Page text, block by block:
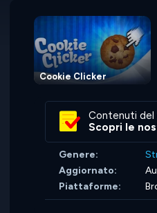
Cookie Clicker
Contenuti del
Scopri le
Genere:
Aggiornato:
Piattaforme: